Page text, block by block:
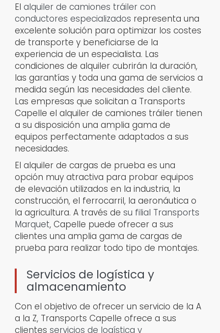
El alquiler de camiones tráiler con
conductores especializados representa una
excelente solución para optimizar los costes
de transporte y beneficiarse de la
experiencia de un especialista. Las
condiciones de alquiler cubrirán la duración,
las garantías y toda una gama de servicios a
medida según las necesidades del cliente.
Las empresas que solicitan a Transports
Capelle el alquiler de camiones tráiler tienen
a su disposición una amplia gama de
equipos perfectamente adaptados a sus
necesidades.
El alquiler de cargas de prueba es una
opción muy atractiva para probar equipos
de elevación utilizados en la industria, la
construcción, el ferrocarril, la aeronáutica o
la agricultura. A través de su filial Transports
Marquet, Capelle puede ofrecer a sus
clientes una amplia gama de cargas de
prueba para realizar todo tipo de montajes.
Servicios de logística y
almacenamiento
Con el objetivo de ofrecer un servicio de la A
a la Z, Transports Capelle ofrece a sus
clientes servicios de logística y